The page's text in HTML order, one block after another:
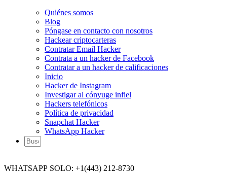
Quiénes somos
Blog
Póngase en contacto con nosotros
Hackear criptocarteras
Contratar Email Hacker
Contrata a un hacker de Facebook
Contratar a un hacker de calificaciones
Inicio
Hacker de Instagram
Investigar al cónyuge infiel
Hackers telefónicos
Política de privacidad
Snapchat Hacker
WhatsApp Hacker
WHATSAPP SOLO: +1(443) 212-8730